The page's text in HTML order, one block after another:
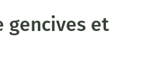
gencives et